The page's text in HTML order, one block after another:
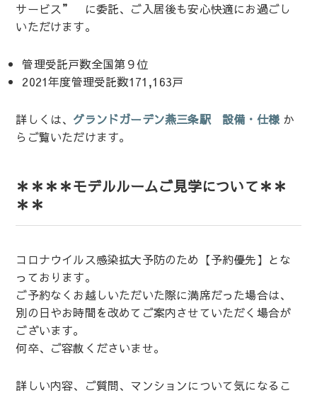
サービス” に委託、ご入居後も安心快適にお過ごし
いただけます。
管理受託戸数全国第９位
2021年度管理受託数171,163戸
詳しくは、 グランドガーデン燕三条駅 設備・仕様か
らご覧いただけます。
＊＊＊＊モデルルームご見学について＊＊
＊＊
コロナウイルス感染拡大予防のため【予約優先】とな
っております。
ご予約なくお越しいただいた際に満席だった場合は、
別の日やお時間を改めてご案内させていただく場合が
ございます。
何卒、ご容赦くださいませ。
詳しい内容、ご質問、マンションについて気になるこ